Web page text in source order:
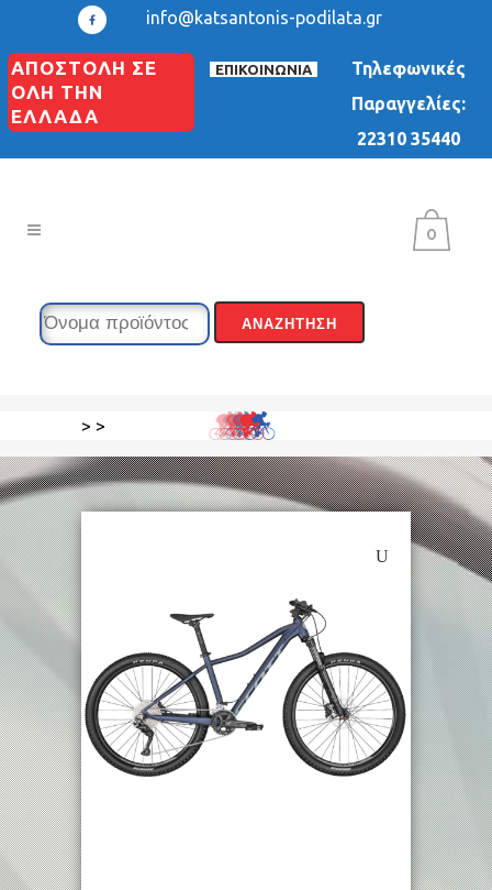
info@katsantonis-podilata.gr
ΑΠΟΣΤΟΛΗ ΣΕ
ΟΛΗ ΤΗΝ
ΕΛΛΑΔΑ
ΕΠΙΚΟΙΝΩΝΙΑ
Τηλεφωνικές
Παραγγελίες:
22310 35440
0
> >